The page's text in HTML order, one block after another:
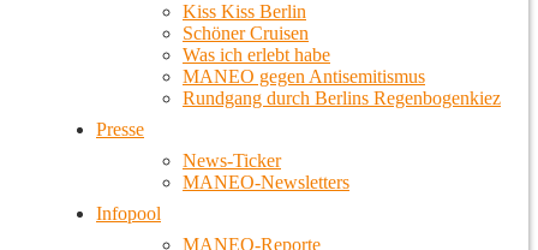
Kiss Kiss Berlin
Schöner Cruisen
Was ich erlebt habe
MANEO gegen Antisemitismus
Rundgang durch Berlins Regenbogenkiez
Presse
News-Ticker
MANEO-Newsletters
Infopool
MANEO-Reporte